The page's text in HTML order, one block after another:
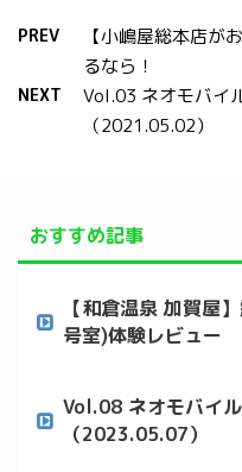
PREV
【小嶋屋総本店が
るなら！
NEXT
Vol.03 ネオモバイ
（2021.05.02）
おすすめ記事
【和倉温泉 加賀屋
号室)体験レビュー
Vol.08 ネオモバイ
（2023.05.07）